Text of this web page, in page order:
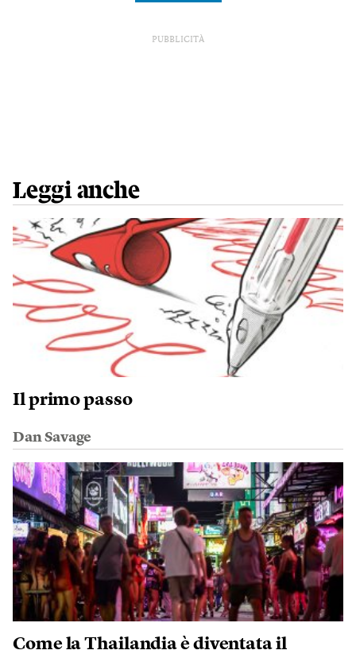
PUBBLICITÀ
Leggi anche
Il primo passo
Dan Savage
Come la Thailandia è diventata il